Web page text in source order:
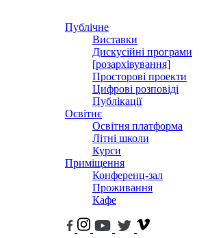
Публічне
Виставки
Дискусійні програми
[розархівування]
Просторові проекти
Цифрові розповіді
Публікації
Освітнє
Освітня платформа
Літні школи
Курси
Приміщення
Конференц-зал
Проживання
Кафе